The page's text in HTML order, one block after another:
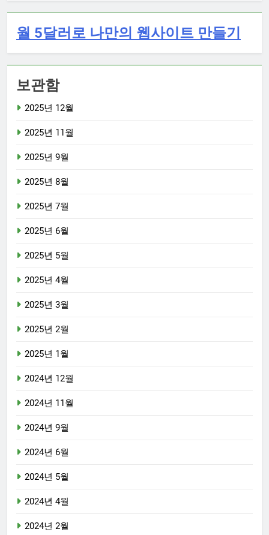
월 5달러로 나만의 웹사이트 만들기
보관함
2025년 12월
2025년 11월
2025년 9월
2025년 8월
2025년 7월
2025년 6월
2025년 5월
2025년 4월
2025년 3월
2025년 2월
2025년 1월
2024년 12월
2024년 11월
2024년 9월
2024년 6월
2024년 5월
2024년 4월
2024년 2월